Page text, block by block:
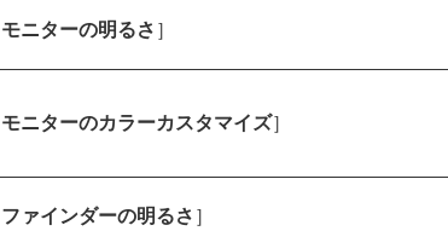
モニターの明るさ ］
モニターのカラーカスタマイズ］
ファインダーの明るさ ］